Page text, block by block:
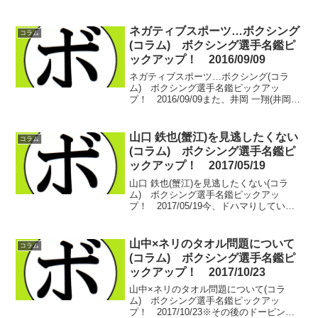
ッチに敗れて以降、試合が組まれていな
い。実は...
コラム
ネガティブスポーツ…ボクシング
(コラム) ボクシング選手名鑑ピ
ックアップ！ 2016/09/09
ネガティブスポーツ…ボクシング(コラ
ム) ボクシング選手名鑑ピックアッ
プ！ 2016/09/09また、井岡 一翔(井岡)
ら、どうしても名前が多く出てきてしま
う。WBA...
コラム
山口 鉄也(蟹江)を見逃したくない
(コラム) ボクシング選手名鑑ピ
ックアップ！ 2017/05/19
山口 鉄也(蟹江)を見逃したくない(コラ
ム) ボクシング選手名鑑ピックアッ
プ！ 2017/05/19今、ドハマりしている
も…試合も…。中日本の中量級で戦...
コラム
山中×ネリのタオル問題について
(コラム) ボクシング選手名鑑ピ
ックアップ！ 2017/10/23
山中×ネリのタオル問題について(コラ
ム) ボクシング選手名鑑ピックアッ
プ！ 2017/10/23※その後のドーピング